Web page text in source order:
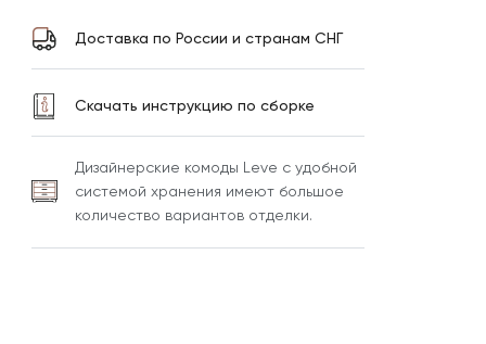
Доставка по России и странам СНГ
Скачать инструкцию по сборке
Дизайнерские комоды Leve с удобной
системой хранения имеют большое
количество вариантов отделки.